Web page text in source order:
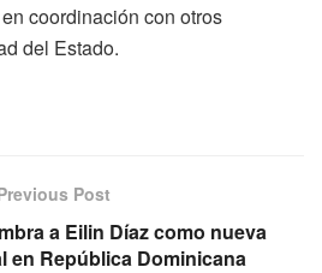
coordinación con otros
del Estado.
Post
a Eilin Díaz como nueva
en República Dominicana